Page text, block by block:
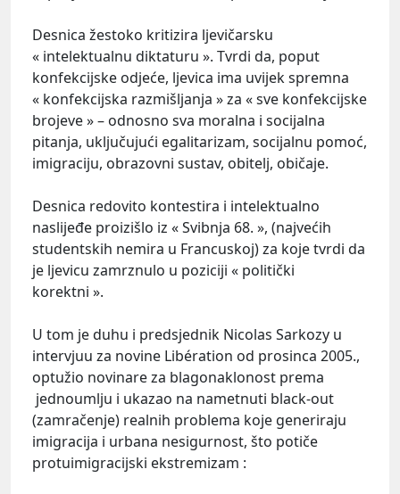
Desnica žestoko kritizira ljevičarsku
« intelektualnu diktaturu ». Tvrdi da, poput
konfekcijske odjeće, ljevica ima uvijek spremna
« konfekcijska razmišljanja » za « sve konfekcijske
brojeve » – odnosno sva moralna i socijalna
pitanja, uključujući egalitarizam, socijalnu pomoć,
imigraciju, obrazovni sustav, obitelj, običaje.
Desnica redovito kontestira i intelektualno
naslijeđe proizišlo iz « Svibnja 68. », (najvećih
studentskih nemira u Francuskoj) za koje tvrdi da
je ljevicu zamrznulo u poziciji « politički
korektni ».
U tom je duhu i predsjednik Nicolas Sarkozy u
intervjuu za novine Libération od prosinca 2005.,
optužio novinare za blagonaklonost prema
jednoumlju i ukazao na nametnuti black-out
(zamračenje) realnih problema koje generiraju
imigracija i urbana nesigurnost, što potiče
protuimigracijski ekstremizam :